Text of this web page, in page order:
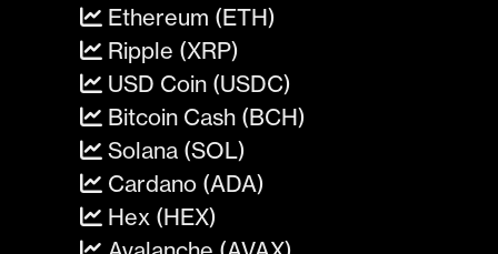
Ethereum (ETH)
Ripple (XRP)
USD Coin (USDC)
Bitcoin Cash (BCH)
Solana (SOL)
Cardano (ADA)
Hex (HEX)